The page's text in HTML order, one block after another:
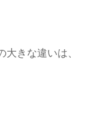
きな違いは、